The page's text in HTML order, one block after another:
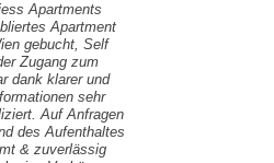
Apartments
Apartment
gebucht, Self
Zugang zum
dank klarer und
sehr
Auf Anfragen
des Aufenthaltes
& zuverlässig